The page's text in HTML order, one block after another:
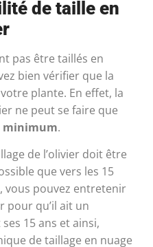
de taille en
pas être taillés en
bien vérifier que la
plante. En effet, la
ne peut se faire que
minimum.
de l’olivier doit être
que vers les 15
vous pouvez entretenir
pour qu’il ait un
15 ans et ainsi,
de taillage en nuage